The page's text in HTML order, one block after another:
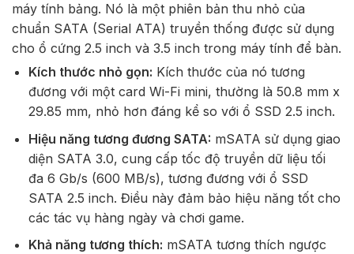
máy tính bảng. Nó là một phiên bản thu nhỏ của
chuẩn SATA (Serial ATA) truyền thống được sử dụng
cho ổ cứng 2.5 inch và 3.5 inch trong máy tính để bàn.
Kích thước nhỏ gọn: Kích thước của nó tương
đương với một card Wi-Fi mini, thường là 50.8 mm x
29.85 mm, nhỏ hơn đáng kể so với ổ SSD 2.5 inch.
Hiệu năng tương đương SATA: mSATA sử dụng giao
diện SATA 3.0, cung cấp tốc độ truyền dữ liệu tối
đa 6 Gb/s (600 MB/s), tương đương với ổ SSD
SATA 2.5 inch. Điều này đảm bảo hiệu năng tốt cho
các tác vụ hàng ngày và chơi game.
Khả năng tương thích: mSATA tương thích ngược